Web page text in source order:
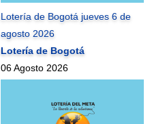
Lotería de Bogotá jueves 6 de
agosto 2026
Lotería de Bogotá
06 Agosto 2026